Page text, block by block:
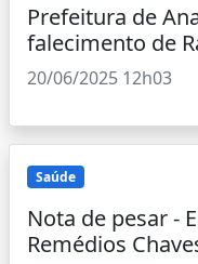
Prefeitura de
falecimento de
20/06/2025 12h03
Saúde
Nota de pesar -
Remédios